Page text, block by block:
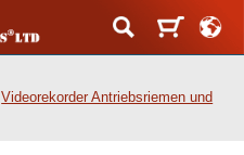
Videorekorder Antriebsriemen und